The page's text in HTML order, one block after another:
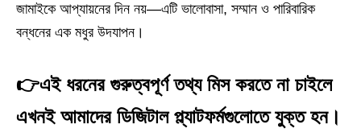
জামাইকে আপ্যায়নের দিন নয়—এটি ভালোবাসা, সম্মান ও পারিবারিক
বন্ধনের এক মধুর উদযাপন।
👉এই ধরনের গুরুত্বপূর্ণ তথ্য মিস করতে না চাইলে
এখনই আমাদের ডিজিটাল প্ল্যাটফর্মগুলোতে যুক্ত হন।